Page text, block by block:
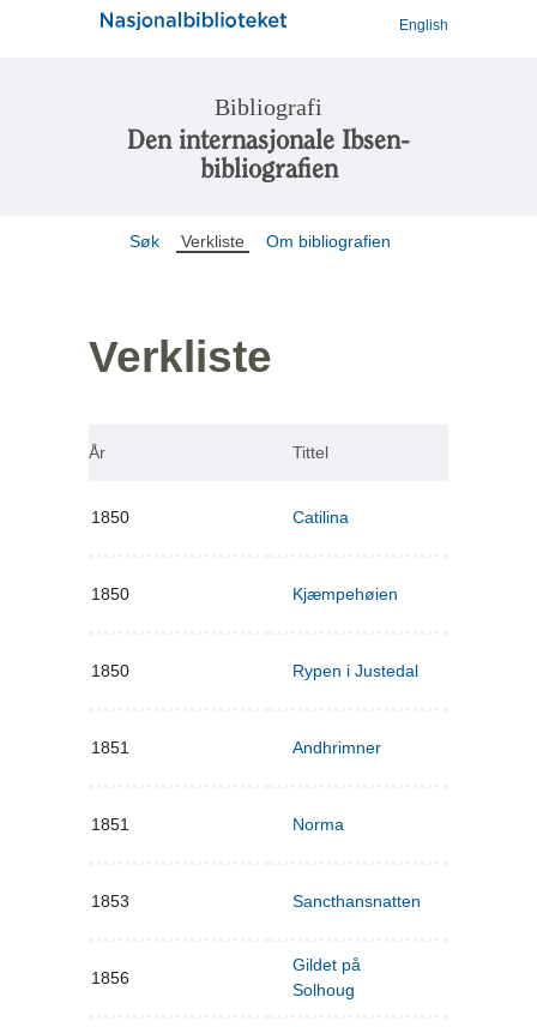
English
Bibliografi
Den internasjonale Ibsen-
bibliografien
Søk Verkliste Om bibliografien
Verkliste
År Tittel
1850 Catilina
1850 Kjæmpehøien
1850 Rypen i Justedal
1851 Andhrimner
1851 Norma
1853 Sancthansnatten
1856
Gildet på
Solhoug